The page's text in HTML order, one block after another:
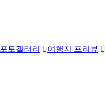
포토갤러리 여행지 프리뷰